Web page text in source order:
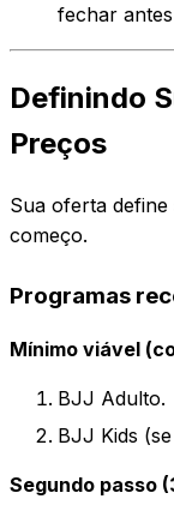
fechar
Definindo
Preços
Sua oferta
começo.
Programas
Mínimo viável
BJJ Adulto.
BJJ Kids
Segundo passo